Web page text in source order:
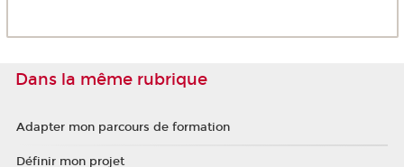
Dans la même rubrique
Adapter mon parcours de formation
Définir mon projet